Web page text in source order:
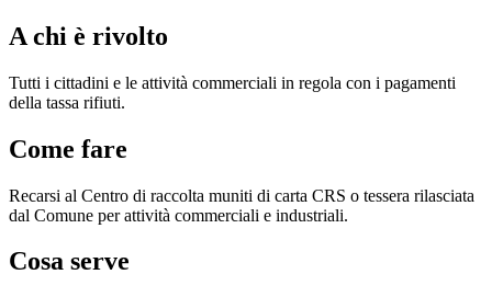
A chi è rivolto
Tutti i cittadini e le attività commerciali in regola con i pagamenti
della tassa rifiuti.
Come fare
Recarsi al Centro di raccolta muniti di carta CRS o tessera rilasciata
dal Comune per attività commerciali e industriali.
Cosa serve